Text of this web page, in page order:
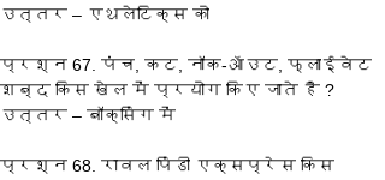
उत्तर – एथलेटिक्स को
प्रश्‍न 67. पंच, कट, नॉक-ऑउट, फ्लाईवेट
शब्द किस खेल में प्रयोग किए जाते है ?
उत्तर – बॉक्सिंग में
प्रश्‍न 68. रावल पिंडी एक्सप्रेस किस